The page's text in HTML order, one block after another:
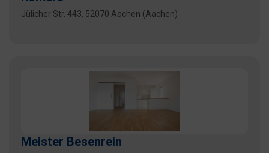
Jülicher Str. 443, 52070 Aachen (Aachen)
Meister Besenrein